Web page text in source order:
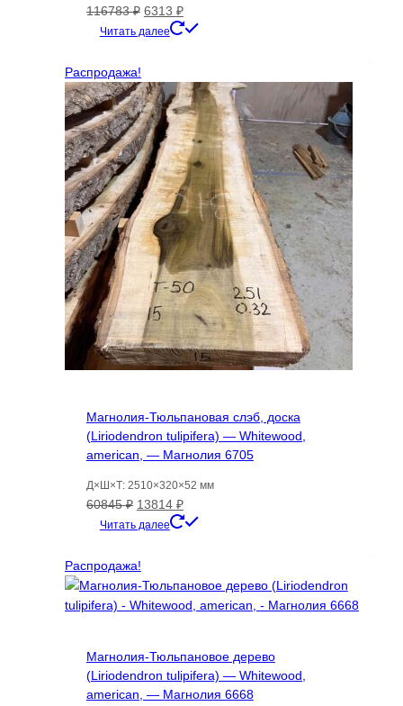
116783₽ Первоначальная
цена
6313 ₽Текущая
цена:
Читать далее
Распродажа!
Магнолия-Тюльпановая слэб, доска
(Liriodendron tulipifera) — Whitewood,
american, — Магнолия 6705
Д×Ш×Т: 2510×320×52 мм
60845₽ Первоначальная
цена
60845 ₽.
13814 ₽Текущая
цена:
Читать далее
Распродажа!
Магнолия-Тюльпановое дерево
(Liriodendron tulipifera) — Whitewood,
american, — Магнолия 6668